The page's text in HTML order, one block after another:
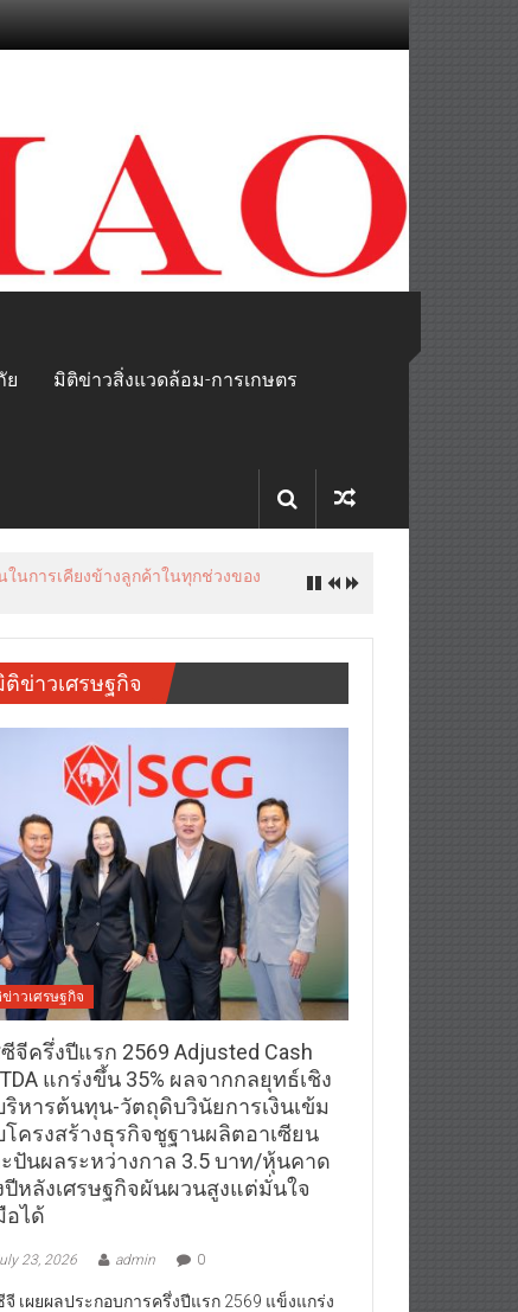
ย มิติข่าวสิ่งแวดล้อม-การเกษตร
ในการเคียงข้างลูกค้าในทุกช่วงของ
ติข่าวเศรษฐกิจ
าวเศรษฐกิจ
ซีจีครึ่งปีแรก 2569 Adjusted Cash
แกร่งขึ้น 35% ผลจากกลยุทธ์เชิง
ริหารต้นทุน-วัตถุดิบวินัยการเงินเข้ม
โครงสร้างธุรกิจชูฐานผลิตอาเซียน
ะปันผลระหว่างกาล 3.5 บาท/หุ้นคาด
ปีหลังเศรษฐกิจผันผวนสูงแต่มั่นใจ
อได้
23, 2026 admin 0
จี เผยผลประกอบการครึ่งปีแรก 2569 แข็งแกร่ง